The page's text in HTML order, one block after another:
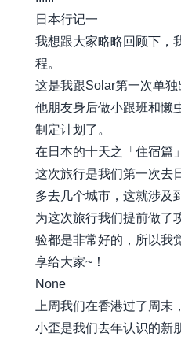
日本行记一
我想跟大家略略回顾下，
程。
这是我跟Solar第一次单
他朋友身后做小跟班和懒
制定计划了。
在日本的十天之「住宿篇」
这次旅行是我们第一次去
多去几个城市，这就涉及
为这次旅行我们提前做了
验都是非常好的，所以我
享给大家~！
None
上周我们在香港过了周末
小歪是我们去年认识的新